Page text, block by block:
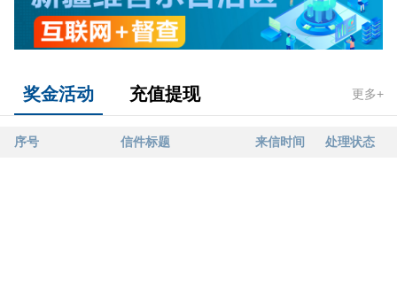
奖金活动 充值提现 更多+
序号 信件标题 来信时间 处理状态